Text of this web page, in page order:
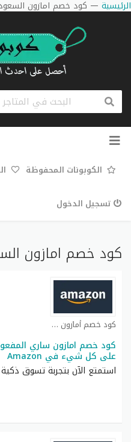
الرئيسية — كود خصم امازون السعودية 2026
تخطي
الكوبونات المحفوظة
تسجيل الدخول
كود خصم امازون السعودية
كود خصم أمازون كوبون
على كل شيء في Amazon
استمتع الآن بتجربة تسوق